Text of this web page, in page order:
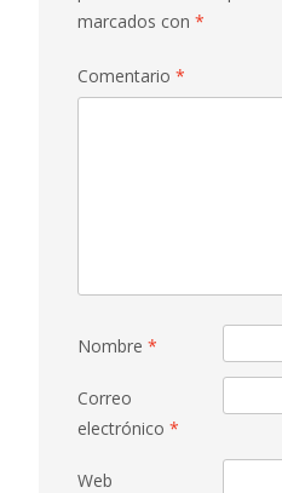
marcados con *
Comentario *
Nombre *
Correo
electrónico *
Web